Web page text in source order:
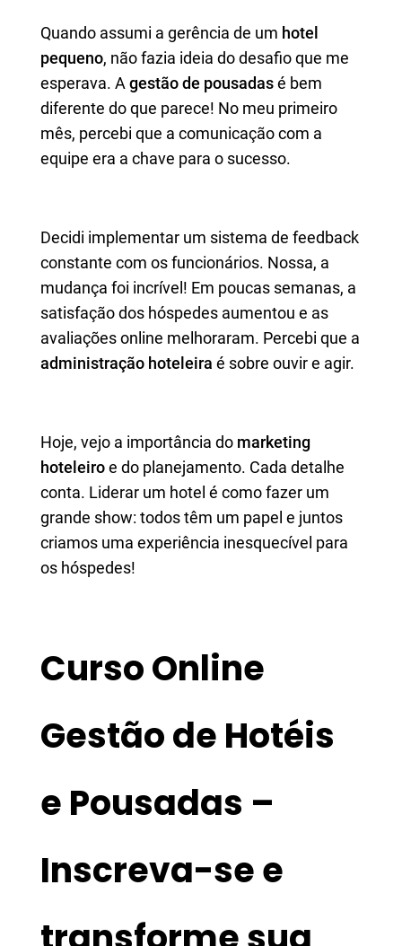
Quando assumi a gerência de um hotel
pequeno, não fazia ideia do desafio que me
esperava. A gestão de pousadasé bem
diferente do que parece! No meu primeiro
mês, percebi que a comunicação com a
equipe era a chave para o sucesso.
Decidi implementar um sistema de feedback
constante com os funcionários. Nossa, a
mudança foi incrível! Em poucas semanas, a
satisfação dos hóspedes aumentou e as
avaliações online melhoraram. Percebi que a
administração hoteleira é sobre ouvir e agir.
Hoje, vejo a importância do marketing
hoteleiroe do planejamento. Cada detalhe
conta. Liderar um hotel é como fazer um
grande show: todos têm um papel e juntos
criamos uma experiência inesquecível para
os hóspedes!
Curso Online
Gestão de Hotéis
e Pousadas –
Inscreva-se e